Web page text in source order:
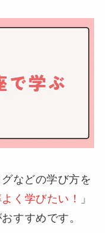
などの学び方を
く学びたい！
」
すすめです。